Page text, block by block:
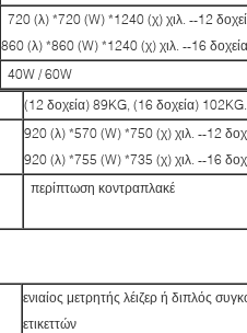
720 (λ) *720 (W) *1240 (χ) χιλ. --12
860 (λ) *860 (W) *1240 (χ) χιλ. --16 δοχεία
40W / 60W
(12 δοχεία) 89KG, (16 δοχεία) 102KG.
920 (λ) *570 (W) *750 (χ) χιλ. --12
920 (λ) *755 (W) *735 (χ) χιλ. --16
περίπτωση κοντραπλακέ
ενιαίος μετρητής λέιζερ ή διπλός
ετικεττών